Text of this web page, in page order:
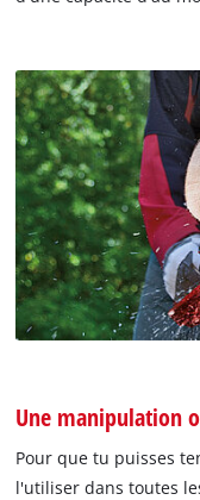
Une manipulation
Pour que tu puisses
l'utiliser dans toutes